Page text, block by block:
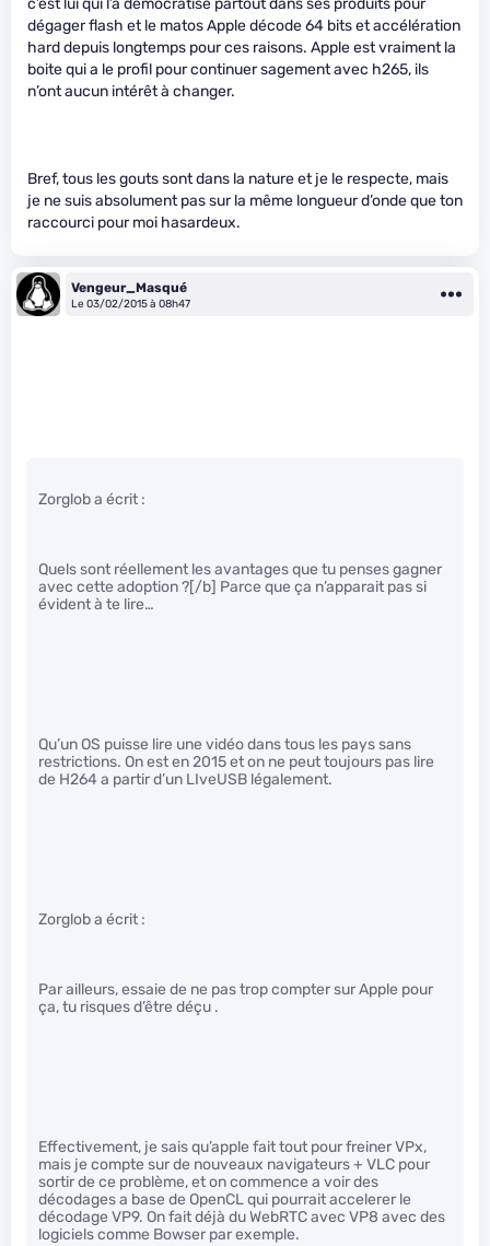
c’est lui qui l’a démocratisé partout dans ses produits pour
dégager flash et le matos Apple décode 64 bits et accélération
hard depuis longtemps pour ces raisons. Apple est vraiment la
boite qui a le profil pour continuer sagement avec h265, ils
n’ont aucun intérêt à changer.
Bref, tous les gouts sont dans la nature et je le respecte, mais
je ne suis absolument pas sur la même longueur d’onde que ton
raccourci pour moi hasardeux.
Vengeur_Masqué
Le 03/02/2015 à 08h47
Zorglob a écrit :
Quels sont réellement les avantages que tu penses gagner
avec cette adoption ?[/b] Parce que ça n’apparait pas si
évident à te lire…
Qu’un OS puisse lire une vidéo dans tous les pays sans
restrictions. On est en 2015 et on ne peut toujours pas lire
de H264 a partir d’un LIveUSB légalement.
Zorglob a écrit :
Par ailleurs, essaie de ne pas trop compter sur Apple pour
ça, tu risques d’être déçu .
Effectivement, je sais qu’apple fait tout pour freiner VPx,
mais je compte sur de nouveaux navigateurs + VLC pour
sortir de ce problème, et on commence a voir des
décodages a base de OpenCL qui pourrait accelerer le
décodage VP9. On fait déjà du WebRTC avec VP8 avec des
logiciels comme Bowser par exemple.